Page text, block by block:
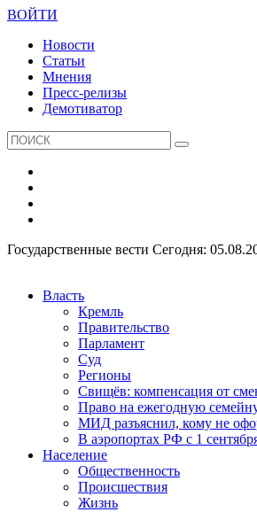
ВОЙТИ
Новости
Статьи
Мнения
Пресс-релизы
Демотиватор
Государственные вести Сегодня:
Власть
Кремль
Правительство
Парламент
Суд
Регионы
Свищёв: компенсация от
Право на ежегодную
МИД разъяснил, кому не
В аэропортах РФ с 1
Население
Общественность
Происшествия
Жизнь